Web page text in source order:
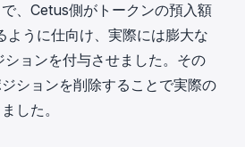
、Cetus側がトークンの預入額
ように仕向け、実際には膨大な
ョンを付与させました。その
ションを削除することで実際の
した。